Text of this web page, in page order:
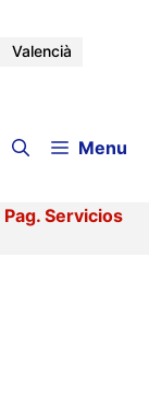
Valencià
Menu
Pag. Servicios